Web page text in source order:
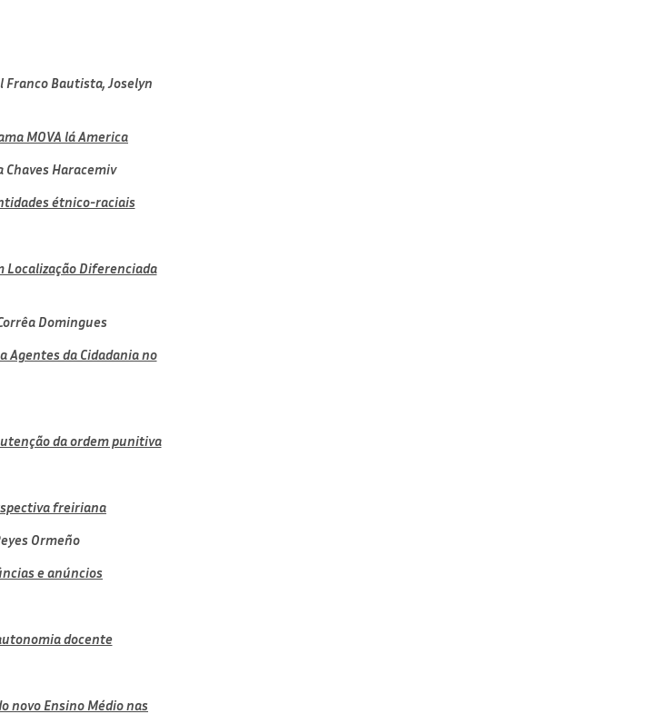
Franco Bautista, Joselyn
MOVA lá America
Chaves Haracemiv
étnico-raciais
Diferenciada
Domingues
da Cidadania no
da ordem punitiva
freiriana
Ormeño
e anúncios
docente
novo Ensino Médio nas